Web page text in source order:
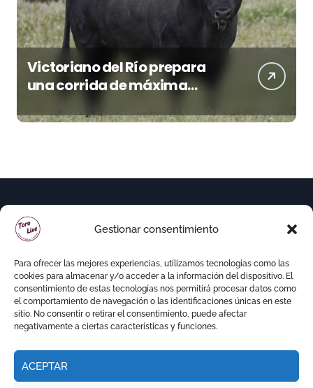
Gestionar consentimiento
Para ofrecer las mejores experiencias, utilizamos tecnologías como las
cookies para almacenar y/o acceder a la información del dispositivo. El
consentimiento de estas tecnologías nos permitirá procesar datos como
el comportamiento de navegación o las identificaciones únicas en este
sitio. No consentir o retirar el consentimiento, puede afectar
negativamente a ciertas características y funciones.
ACEPTAR
Victoriano del Río prepara
una corrida de máxima
seriedad para Ciudad Real
(En Vídeo)